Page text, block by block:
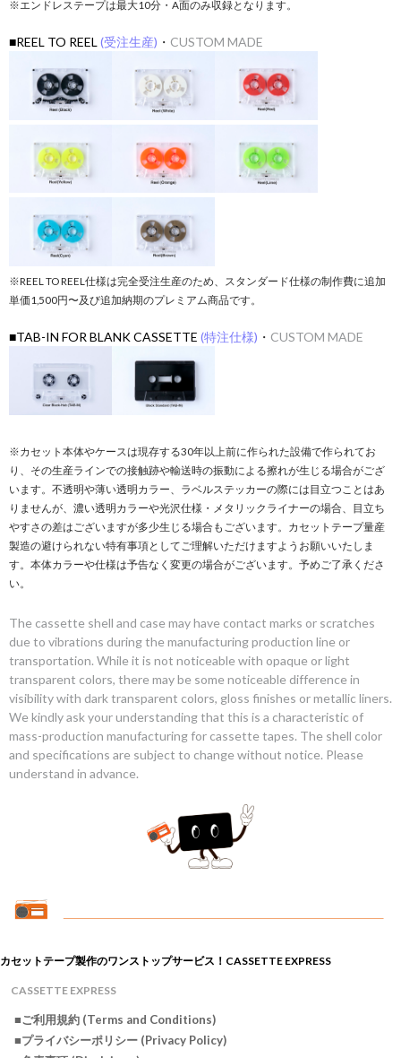
※エンドレステープは最大10分・A面のみ収録となります。
■REEL TO REEL (受注生産) ・ CUSTOM MADE
※REEL TO REEL仕様は完全受注生産のため、スタンダード仕様の制作費に追加
単価1,500円〜及び追加納期のプレミアム商品です。
■TAB-IN FOR BLANK CASSETTE (特注仕様) ・ CUSTOM MADE
※カセット本体やケースは現存する30年以上前に作られた設備で作られてお
り、その生産ラインでの接触跡や輸送時の振動による擦れが生じる場合がござ
います。不透明や薄い透明カラー、ラベルステッカーの際には目立つことはあ
りませんが、濃い透明カラーや光沢仕様・メタリックライナーの場合、目立ち
やすさの差はございますが多少生じる場合もございます。カセットテープ量産
製造の避けられない特有事項としてご理解いただけますようお願いいたしま
す。本体カラーや仕様は予告なく変更の場合がございます。予めご了承くださ
い。
The cassette shell and case may have contact marks or scratches
due to vibrations during the manufacturing production line or
transportation. While it is not noticeable with opaque or light
transparent colors, there may be some noticeable difference in
visibility with dark transparent colors, gloss finishes or metallic liners.
We kindly ask your understanding that this is a characteristic of
mass-production manufacturing for cassette tapes. The shell color
and specifications are subject to change without notice. Please
understand in advance.
カセットテープ製作のワンストップサービス！CASSETTE EXPRESS
CASSETTE EXPRESS
■ご利用規約 (Terms and Conditions)
■プライバシーポリシー (Privacy Policy)